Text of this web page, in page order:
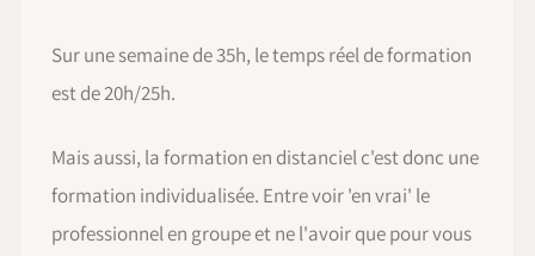
Sur une semaine de 35h, le temps réel de formation
est de 20h/25h.
Mais aussi, la formation en distanciel c'est donc une
formation individualisée. Entre voir 'en vrai' le
professionnel en groupe et ne l'avoir que pour vous